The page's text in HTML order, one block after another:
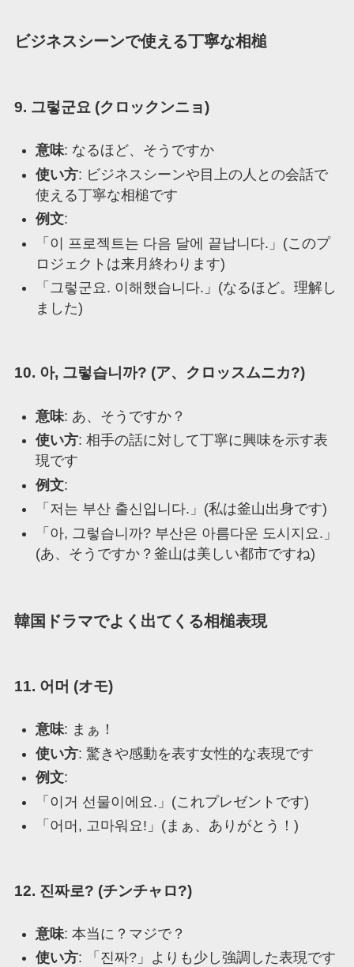
ビジネスシーンで使える丁寧な相槌
9. 그렇군요 (クロックンニョ)
意味: なるほど、そうですか
使い方: ビジネスシーンや目上の人との会話で
使える丁寧な相槌です
例文:
「이 프로젝트는 다음 달에 끝납니다.」(このプ
ロジェクトは来月終わります)
「그렇군요. 이해했습니다.」(なるほど。理解し
ました)
10. 아, 그렇습니까? (ア、クロッスムニカ?)
意味: あ、そうですか？
使い方: 相手の話に対して丁寧に興味を示す表
現です
例文:
「저는 부산 출신입니다.」(私は釜山出身です)
「아, 그렇습니까? 부산은 아름다운 도시지요.」
(あ、そうですか？釜山は美しい都市ですね)
韓国ドラマでよく出てくる相槌表現
11. 어머 (オモ)
意味: まぁ！
使い方: 驚きや感動を表す女性的な表現です
例文:
「이거 선물이에요.」(これプレゼントです)
「어머, 고마워요!」(まぁ、ありがとう！)
12. 진짜로? (チンチャロ?)
意味: 本当に？マジで？
使い方: 「진짜?」よりも少し強調した表現です